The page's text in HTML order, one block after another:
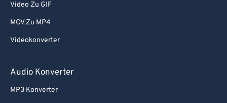
Video Zu GIF
MOV Zu MP4
Videokonverter
Audio Konverter
MP3 Konverter